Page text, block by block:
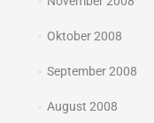
Oktober 2008
September 2008
August 2008